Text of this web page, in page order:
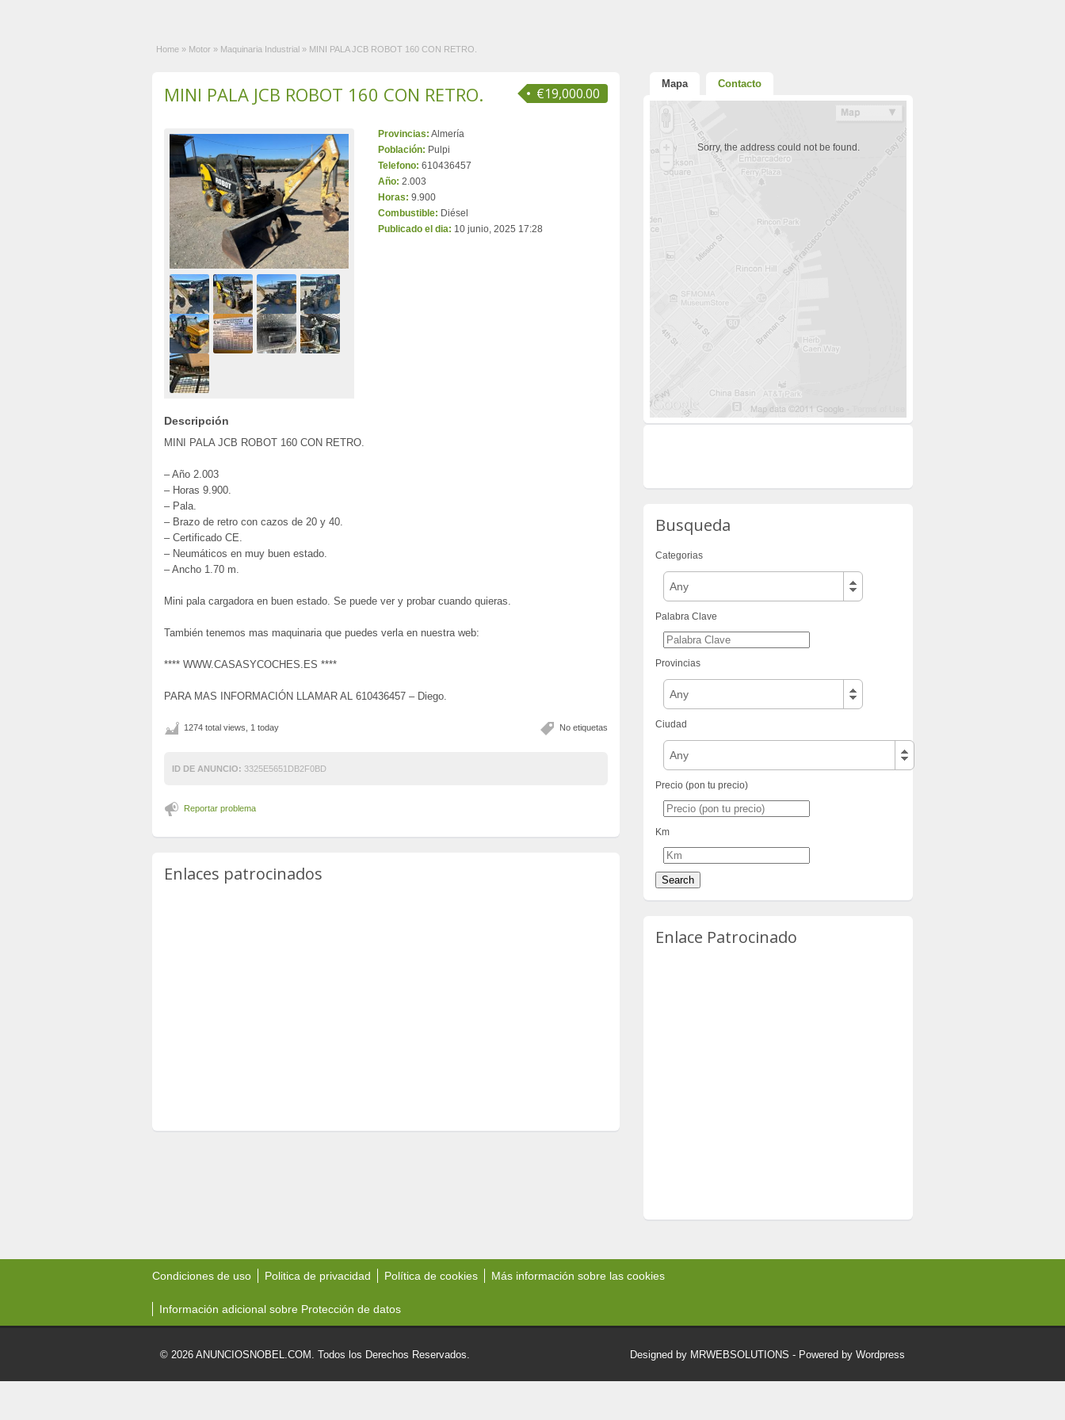
Home » Motor » Maquinaria Industrial » MINI PALA JCB ROBOT 160 CON RETRO.
€19,000.00
MINI PALA JCB ROBOT 160 CON RETRO.
Provincias: Almería
Población: Pulpi
Telefono: 610436457
Año: 2.003
Horas: 9.900
Combustible: Diésel
Publicado el dia: 10 junio, 2025 17:28
Descripción
MINI PALA JCB ROBOT 160 CON RETRO.
– Año 2.003
– Horas 9.900.
– Pala.
– Brazo de retro con cazos de 20 y 40.
– Certificado CE.
– Neumáticos en muy buen estado.
– Ancho 1.70 m.
Mini pala cargadora en buen estado. Se puede ver y probar cuando quieras.
También tenemos mas maquinaria que puedes verla en nuestra web:
**** WWW.CASASYCOCHES.ES ****
PARA MAS INFORMACIÓN LLAMAR AL 610436457 – Diego.
No etiquetas
1274 total views, 1 today
ID DE ANUNCIO: 3325E5651DB2F0BD
Reportar problema
Enlaces patrocinados
Mapa Contacto
Sorry, the address could not be found.
Busqueda
Categorias
Any
Palabra Clave
Provincias
Any
Ciudad
Any
Precio (pon tu precio)
Km
Enlace Patrocinado
Condiciones de uso Politica de privacidad Política de cookies Más información sobre las cookies
Información adicional sobre Protección de datos
© 2026 ANUNCIOSNOBEL.COM. Todos los Derechos Reservados. Designed by MRWEBSOLUTIONS - Powered by Wordpress